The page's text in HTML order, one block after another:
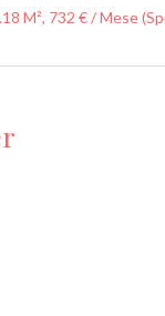
M², 732 € / Mese